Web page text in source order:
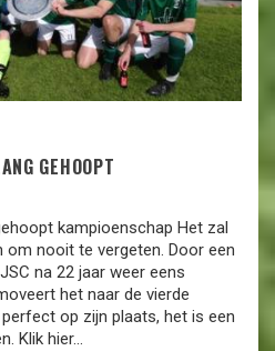
GEHOOPT
kampioenschap Het zal
om nooit te vergeten. Door een
na 22 jaar weer eens
het naar de vierde
op zijn plaats, het is een
Klik hier...